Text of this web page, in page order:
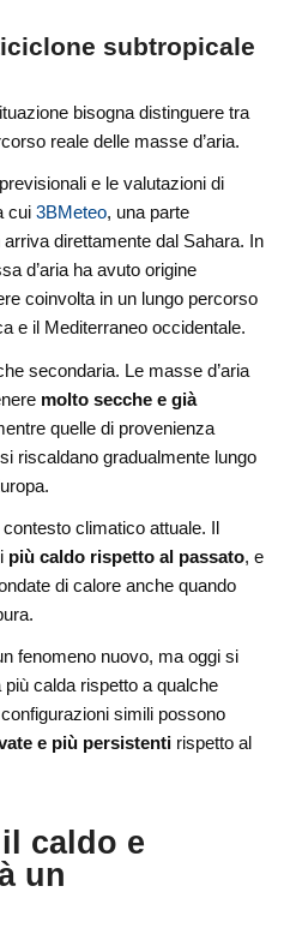
subtropicale
bisogna distinguere tra
reale delle masse d’aria.
e le valutazioni di
cui3BMeteo, una parte
direttamente dal Sahara. In
d’aria ha avuto origine
coinvolta in un lungo percorso
e il Mediterraneo occidentale.
secondaria. Le masse d’aria
molto secche e già
quelle di provenienza
riscaldano gradualmente lungo
climatico attuale. Il
più caldo rispetto al passato, e
di calore anche quando
fenomeno nuovo, ma oggi si
più calda rispetto a qualche
simili possono
e più persistenti rispetto al
caldo e
un